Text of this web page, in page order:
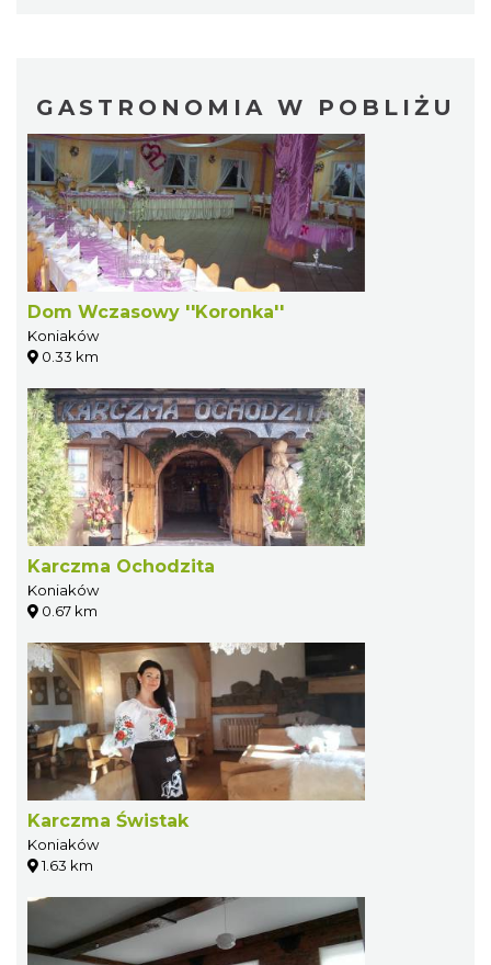
GASTRONOMIA W POBLIŻU
Dom Wczasowy ''Koronka''
Koniaków
0.33 km
Karczma Ochodzita
Koniaków
0.67 km
Karczma Świstak
Koniaków
1.63 km